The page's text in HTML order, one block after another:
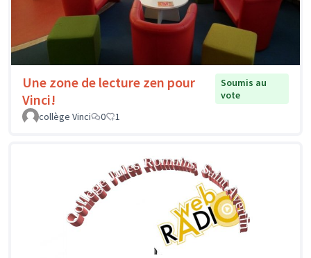
Une zone de lecture zen pour
Vinci!
Soumis au
vote
collège Vinci
0 1